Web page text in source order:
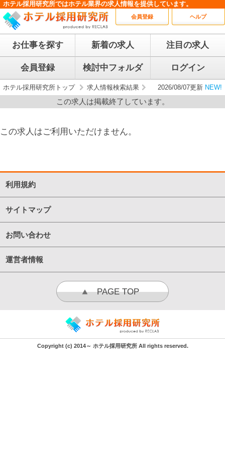
ホテル採用研究所ではホテル業界の求人情報を提供しています。
会員登録 ヘルプ
お仕事を探す 新着の求人 注目の求人
会員登録 検討中フォルダ ログイン
ホテル採用研究所トップ 求人情報検索結果 2026/08/07更新 NEW!
この求人は掲載終了しています。
この求人はご利用いただけません。
利用規約
サイトマップ
お問い合わせ
運営者情報
PAGE TOP
Copyright (c) 2014～ ホテル採用研究所 All rights reserved.